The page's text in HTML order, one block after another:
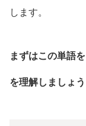
します。
まずはこの単語
を理解しましょう